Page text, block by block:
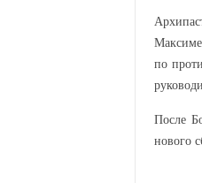
по
После
нового